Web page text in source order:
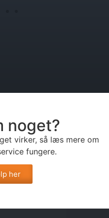
noget?
virker, så læs mere om
fungere.
her